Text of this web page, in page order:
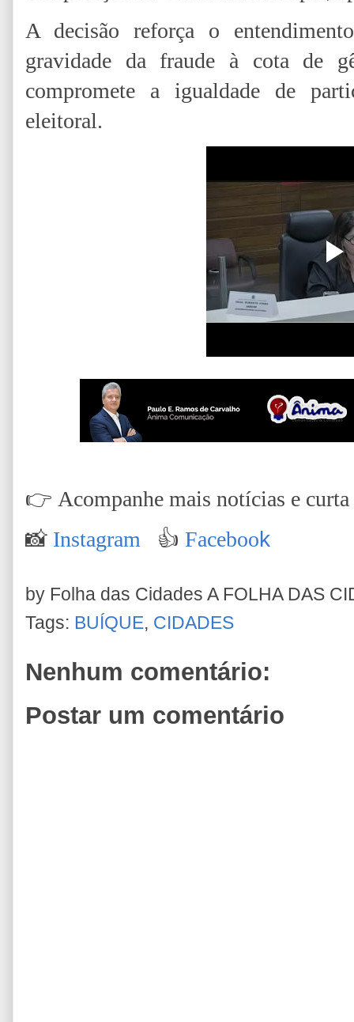
A decisão reforça o
gravidade da fraude à cota de
compromete a igualdade de
eleitoral.
👉 Acompanhe mais notícias e curta
📸 Instagram 👍 Facebook
by Folha das Cidades A FOLHA DAS
Tags: BUÍQUE, CIDADES
Nenhum comentário:
Postar um comentário